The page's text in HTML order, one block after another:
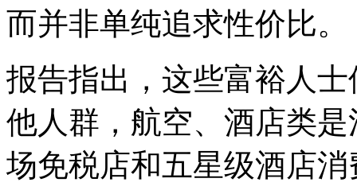
而并非单纯追求性价比。
报告指出，这些富裕人
他人群，航空、酒店类
场免税店和五星级酒店